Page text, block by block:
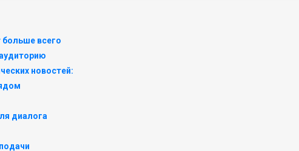
больше всего
новостей:
диалога